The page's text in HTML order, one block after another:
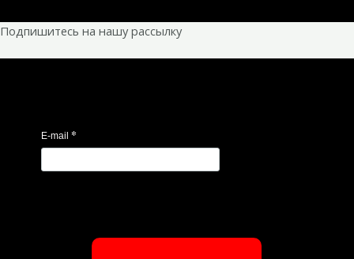
Подпишитесь на нашу рассылку
E-mail *